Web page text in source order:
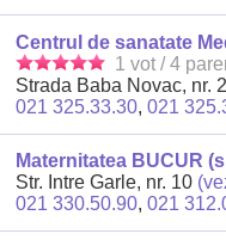
Centrul de sanatate
1 vot / 4
Strada Baba Novac, nr. 2
021 325.33.30,021
Maternitatea BUCUR
Str. Intre Garle, nr. 10
021 330.50.90,021